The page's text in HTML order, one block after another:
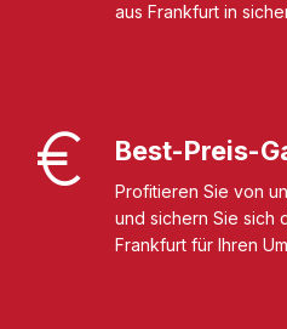
aus Frankfurt in
Best-Preis-
Profitieren Sie von
und sichern Sie sich
Frankfurt für Ihren